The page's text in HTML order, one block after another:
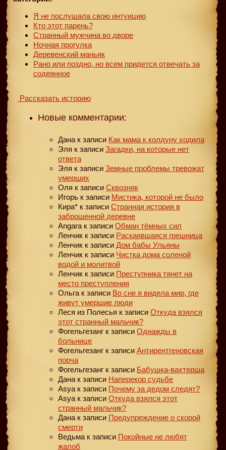
Я не послушала свою интуицию
Кто этот парень?
Странный мужчина во дворе
Ночная прогулка
Деревенский маньяк
Рано или поздно, но всем придется отвечать за
содеянное
Рассказать историю
Новые комментарии:
Дана к записи Как мама к колдуну ходила
Эля к записи Загадки, на которые нет
ответа
Эля к записи Земные проблемы тревожат
умерших
Оля к записи Сквозняк
Игорь к записи Мистика, которой не было
Кира* к записи Странная история в
заброшенной деревне
Angara к записи Обман тёмных сил
Ленчик к записи Раскаявшаяся грешница
Ленчик к записи Дом бабы Ульяны
Ленчик к записи Чистка дома соленой
водой и молитвой
Ленчик к записи Преступника тянет на
место преступления
Ольга к записи Во сне я видела мир, где
живут умершие люди
Леся из Полесья к записи Откуда взялся
этот странный мальчик?
Фогельгезанг к записи Однажды в
больнице
Фогельгезанг к записи Антирентгеновская
порча
Фогельгезанг к записи Бабушка-вахтерша
Дана к записи Наперекор судьбе
Asya к записи Почему за дедом следят?
Asya к записи Откуда взялся этот
странный мальчик?
Дана к записи Предупреждение о скорой
смерти
Ведьма к записи Покойные не любят
жалоб